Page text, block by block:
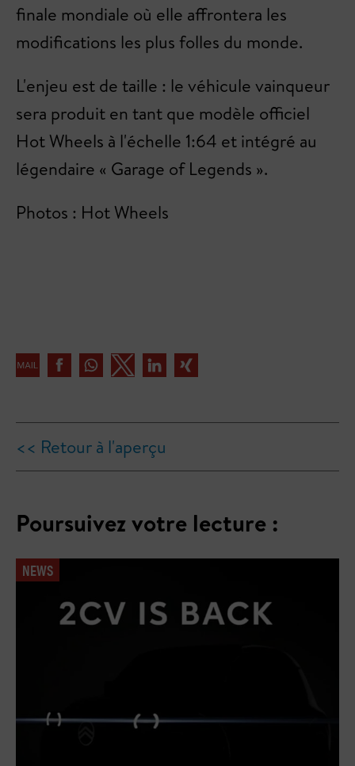
finale mondiale où elle affrontera les
modifications les plus folles du monde.
L'enjeu est de taille : le véhicule vainqueur
sera produit en tant que modèle officiel
Hot Wheels à l'échelle 1:64 et intégré au
légendaire « Garage of Legends ».
Photos : Hot Wheels
<< Retour à l'aperçu
Poursuivez votre lecture :
NEWS